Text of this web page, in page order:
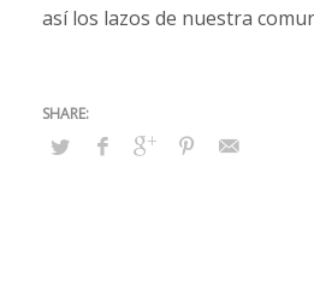
así los lazos de nuestra